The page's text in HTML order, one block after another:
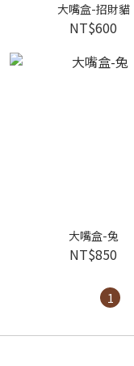
大嘴盒-招財貓
NT$600
大嘴盒-兔
NT$850
1